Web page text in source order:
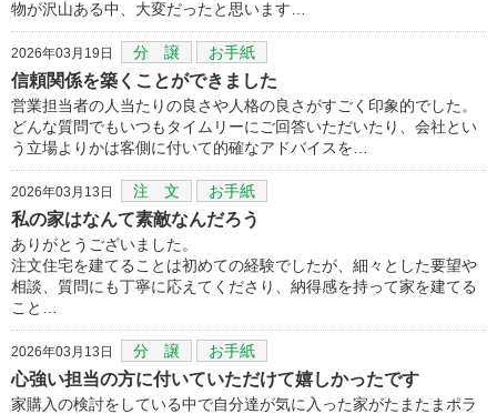
物が沢山ある中、大変だったと思います…
2026年03月19日 分 譲 お手紙
信頼関係を築くことができました
営業担当者の人当たりの良さや人格の良さがすごく印象的でした。
どんな質問でもいつもタイムリーにご回答いただいたり、会社とい
う立場よりかは客側に付いて的確なアドバイスを…
2026年03月13日 注 文 お手紙
私の家はなんて素敵なんだろう
ありがとうございました。
注文住宅を建てることは初めての経験でしたが、細々とした要望や
相談、質問にも丁寧に応えてくださり、納得感を持って家を建てる
こと…
2026年03月13日 分 譲 お手紙
心強い担当の方に付いていただけて嬉しかったです
家購入の検討をしている中で自分達が気に入った家がたまたまポラ